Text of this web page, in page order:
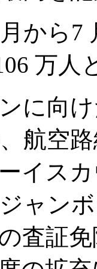
から
万人
に向
航空
イス
ャン
査証